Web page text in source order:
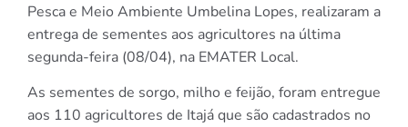
Pesca e Meio Ambiente Umbelina Lopes, realizaram a
entrega de sementes aos agricultores na última
segunda-feira (08/04), na EMATER Local.
As sementes de sorgo, milho e feijão, foram entregue
aos 110 agricultores de Itajá que são cadastrados no